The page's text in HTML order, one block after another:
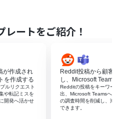
す。
を選択し、「キーワードにマッ
」というアクションを設定しま
AI機能を選択し、取得した投稿内
ョンを設定します。
で書類発行機能を選択し、要約内
レートをご紹介！
が作成され
を作成する
ルリクエスト
や転記ミスを
開発へ活かせ
Reddit投稿から顧客の
し、Microsoft Teams
Redditの投稿をキーワード
出、Microsoft Teamsへ通
の調査時間を削減し、海外
できます。